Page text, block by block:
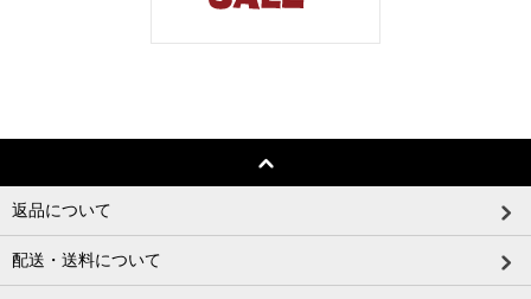
返品について
配送・送料について